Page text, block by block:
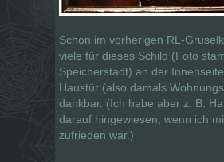
Schon im vorherigen RL-
viele für dieses Schild (Foto
Speicherstadt) an der
Haustür (also damals
dankbar. (Ich habe aber z. B.
darauf hingewiesen, wenn ich
zufrieden war.)